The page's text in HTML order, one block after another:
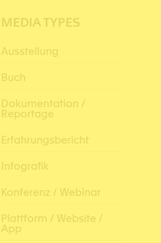
MEDIA TYPES
Ausstellung
Buch
Dokumentation /
Reportage
Erfahrungsbericht
Infografik
Konferenz / Webinar
Plattform / Website /
App